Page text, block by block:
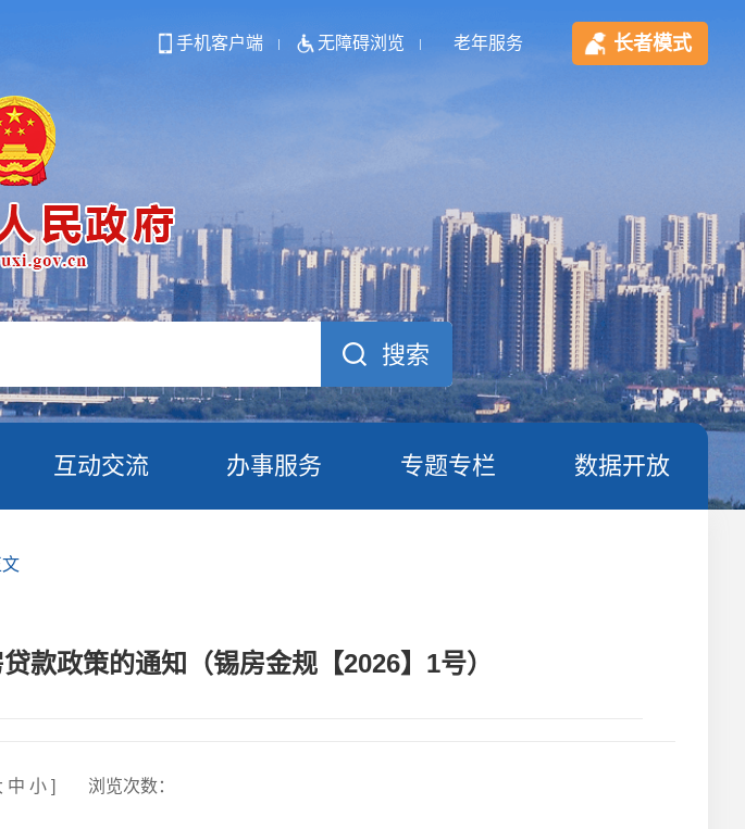
手机客户端 无障碍浏览 老年服务 长者模式
互动交流 办事服务 专题专栏 数据开放
款政策的通知（锡房金规【2026】1号）
中 小] 浏览次数：